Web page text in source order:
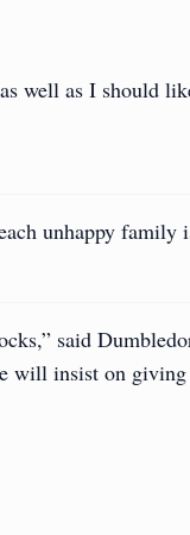
well as I should
unhappy family
said
will insist on